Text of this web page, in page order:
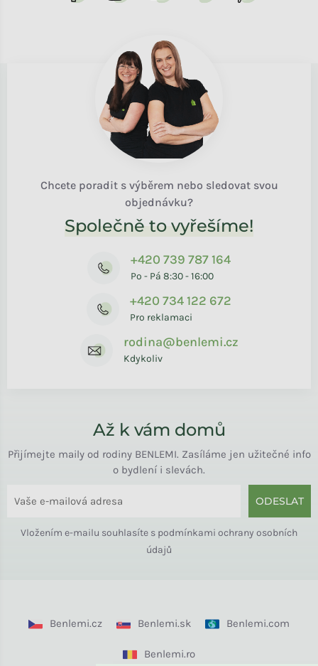
Chcete poradit s výběrem nebo sledovat svou
objednávku?
Společně to vyřešíme!
+420 739 787 164
Po - Pá 8:30 - 16:00
+420 734 122 672
Pro reklamaci
rodina@benlemi.cz
Kdykoliv
Až k vám domů
Přijímejte maily od rodiny BENLEMI. Zasíláme jen užitečné info
o bydlení i slevách.
ODESLAT
Vložením e-mailu souhlasíte s podmínkami ochrany osobních
údajů
Benlemi.cz Benlemi.sk Benlemi.com
Benlemi.ro